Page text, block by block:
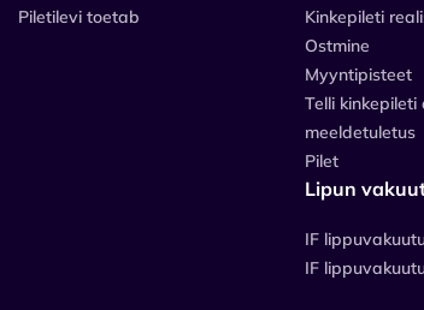
Piletilevi toetab
Kinkepileti
Ostmine
Myyntipisteet
Telli kinkepileti
meeldetuletus
Pilet
Lipun
IF
IF